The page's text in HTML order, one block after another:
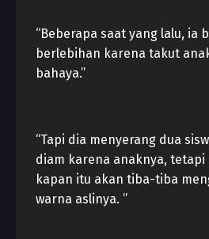
“Beberapa saat yang lalu, ia
berlebihan karena takut
bahaya.”
“Tapi dia menyerang dua
diam karena anaknya, tetapi
kapan itu akan tiba-tiba
warna aslinya. ”